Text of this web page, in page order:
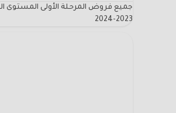
جميع فروض المرحلة الأولى المستوى
2023-2024